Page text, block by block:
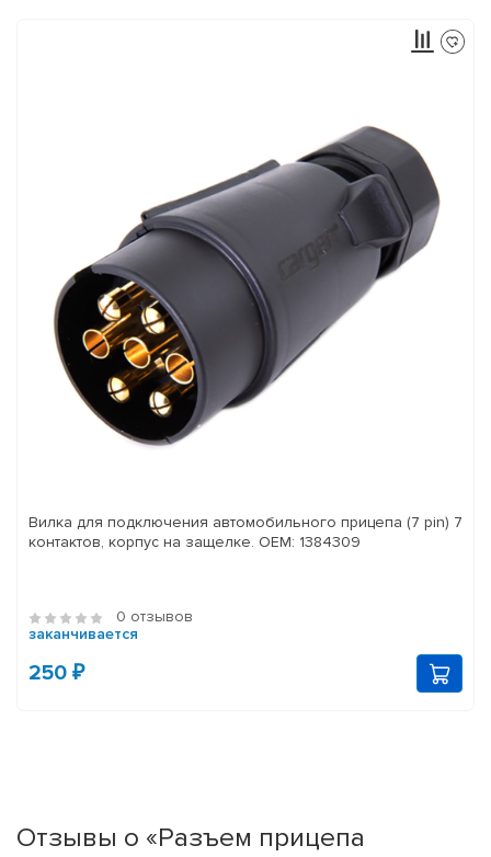
Вилка для подключения автомобильного прицепа (7 pin) 7
контактов, корпус на защелке. OEM: 1384309
0 отзывов
заканчивается
250 ₽
Отзывы о «Разъем прицепа